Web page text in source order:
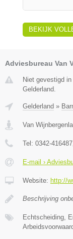
BEKIJK
Adviesbureau Van
Niet gevestigd
Gelderland.
Gelderland »
Van
Tel: 0342-416487
E-mail ›
Website: http://
Beschrijving
Echtscheiding,